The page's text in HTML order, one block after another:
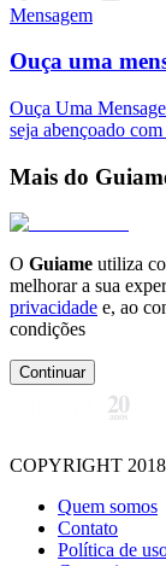
Mensagem
Ouça uma
Ouça Uma
seja abençoado
Mais do
O Guiame utiliza
melhorar a sua
privacidade e, ao
condições
Continuar
COPYRIGHT
Quem somos
Contato
Política de